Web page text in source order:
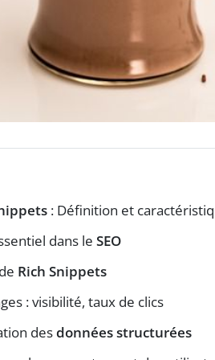
: Définition et
dans le SEO
Rich Snippets
: visibilité, taux de clics
desdonnées structurées